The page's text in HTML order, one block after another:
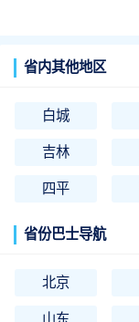
省内其他地区
白城
吉林
四平
省份巴士导航
北京